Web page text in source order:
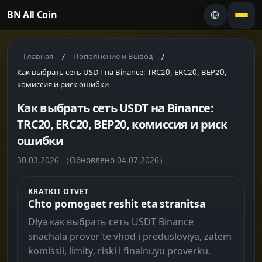
BN All Coin
Главная / Пополнение и Вывод /
Как выбрать сеть USDT на Binance: TRC20, ERC20, BEP20,
комиссия и риск ошибки
Как выбрать сеть USDT на Binance:
TRC20, ERC20, BEP20, комиссия и риск
ошибки
30.03.2026 （Обновлено 04.07.2026）
KRATKII OTVET
Chto pomogaet reshit eta stranitsa
Dlya как выбрать сеть USDT Binance
snachala prover'te vhod i predusloviya, zatem
komissii, limity, riski i finalnuyu proverku.